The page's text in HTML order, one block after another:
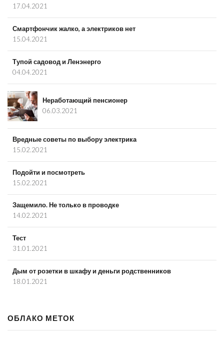
17.04.2021
Смартфончик жалко, а электриков нет
15.04.2021
Тупой садовод и Ленэнерго
04.04.2021
Неработающий пенсионер
06.03.2021
Вредные советы по выбору электрика
15.02.2021
Подойти и посмотреть
15.02.2021
Защемило. Не только в проводке
14.02.2021
Тест
31.01.2021
Дым от розетки в шкафу и деньги родственников
18.01.2021
ОБЛАКО МЕТОК